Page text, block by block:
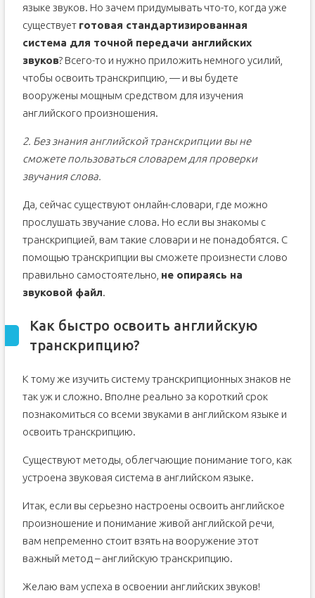
языке звуков. Но зачем придумывать что-то, когда уже
существует готовая стандартизированная
система для точной передачи английских
звуков? Всего-то и нужно приложить немного усилий,
чтобы освоить транскрипцию, — и вы будете
вооружены мощным средством для изучения
английского произношения.
2. Без знания английской транскрипции вы не
сможете пользоваться словарем для проверки
звучания слова.
Да, сейчас существуют онлайн-словари, где можно
прослушать звучание слова. Но если вы знакомы с
транскрипцией, вам такие словари и не понадобятся. С
помощью транскрипции вы сможете произнести слово
правильно самостоятельно, не опираясь на
звуковой файл.
Как быстро освоить английскую
транскрипцию?
К тому же изучить систему транскрипционных знаков не
так уж и сложно. Вполне реально за короткий срок
познакомиться со всеми звуками в английском языке и
освоить транскрипцию.
Существуют методы, облегчающие понимание того, как
устроена звуковая система в английском языке.
Итак, если вы серьезно настроены освоить английское
произношение и понимание живой английской речи,
вам непременно стоит взять на вооружение этот
важный метод – английскую транскрипцию.
Желаю вам успеха в освоении английских звуков!